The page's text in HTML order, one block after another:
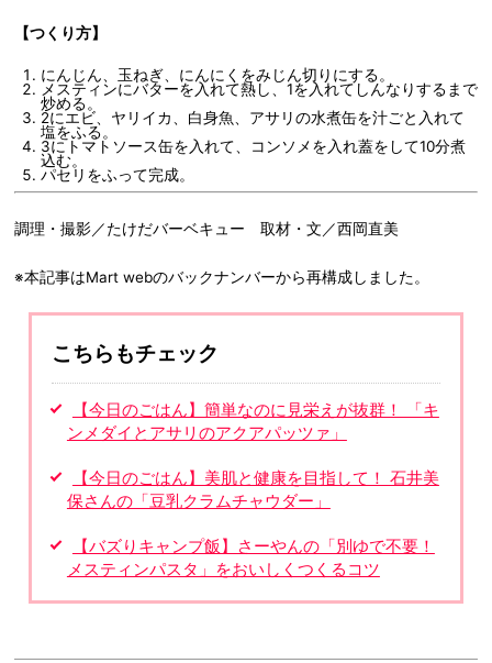
【つくり方】
にんじん、玉ねぎ、にんにくをみじん切りにする。
メスティンにバターを入れて熱し、1を入れてしんなりするまで
炒める。
2にエビ、ヤリイカ、白身魚、アサリの水煮缶を汁ごと入れて
塩をふる。
3にトマトソース缶を入れて、コンソメを入れ蓋をして10分煮
込む。
パセリをふって完成。
調理・撮影／たけだバーベキュー 取材・文／西岡直美
※本記事はMart webのバックナンバーから再構成しました。
こちらもチェック
【今日のごはん】簡単なのに見栄えが抜群！ 「キ
ンメダイとアサリのアクアパッツァ」
【今日のごはん】美肌と健康を目指して！ 石井美
保さんの「豆乳クラムチャウダー」
【バズりキャンプ飯】さーやんの「別ゆで不要！
メスティンパスタ」をおいしくつくるコツ